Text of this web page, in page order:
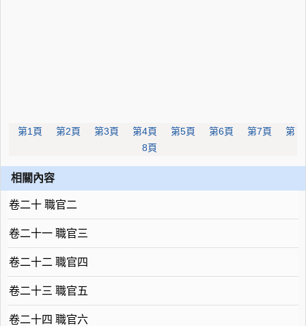
第1頁 第2頁 第3頁 第4頁 第5頁 第6頁 第7頁
第
8頁
相關內容
卷二十 職官二
卷二十一 職官三
卷二十二 職官四
卷二十三 職官五
卷二十四 職官六